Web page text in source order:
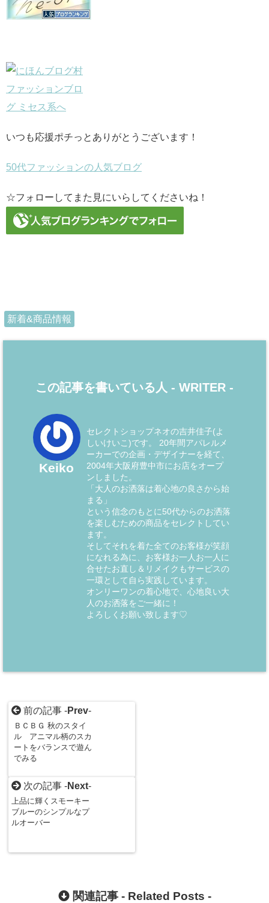
いつも応援ポチっとありがとうございます！
50代ファッションの人気ブログ
☆フォローしてまた見にいらしてくださいね！
新着&商品情報
この記事を書いている人 - WRITER -
Keiko
セレクトショップネオの吉井佳子(よ
しいけいこ)です。 20年間アパレルメ
ーカーでの企画・デザイナーを経て、
2004年大阪府豊中市にお店をオープ
ンしました。
「大人のお洒落は着心地の良さから始
まる」
という信念のもとに50代からのお洒落
を楽しむための商品をセレクトしてい
ます。
そしてそれを着た全てのお客様が笑顔
になれる為に、お客様お一人お一人に
合せたお直し＆リメイクもサービスの
一環として自ら実践しています。
オンリーワンの着心地で、心地良い大
人のお洒落をご一緒に！
よろしくお願い致します♡
前の記事 -Prev-
ＢＣＢＧ 秋のスタイ
ル アニマル柄のスカ
ートをバランスで遊ん
でみる
次の記事 -Next-
上品に輝くスモーキー
ブルーのシンプルなプ
ルオーバー
関連記事 - Related Posts -